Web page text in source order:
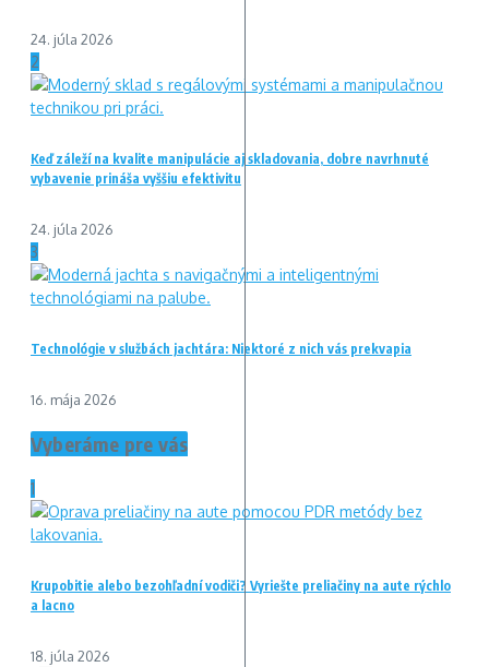
24. júla 2026
2
Keď záleží na kvalite manipulácie aj skladovania, dobre navrhnuté
vybavenie prináša vyššiu efektivitu
24. júla 2026
3
Technológie v službách jachtára: Niektoré z nich vás prekvapia
16. mája 2026
Vyberáme pre vás
1
Krupobitie alebo bezohľadní vodiči? Vyriešte preliačiny na aute rýchlo
a lacno
18. júla 2026